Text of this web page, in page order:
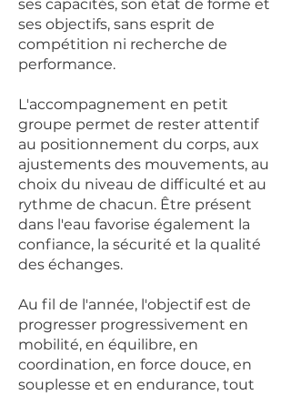
ses capacités, son état de forme et
ses objectifs, sans esprit de
compétition ni recherche de
performance.
L'accompagnement en petit
groupe permet de rester attentif
au positionnement du corps, aux
ajustements des mouvements, au
choix du niveau de difficulté et au
rythme de chacun. Être présent
dans l'eau favorise également la
confiance, la sécurité et la qualité
des échanges.
Au fil de l'année, l'objectif est de
progresser progressivement en
mobilité, en équilibre, en
coordination, en force douce, en
souplesse et en endurance, tout